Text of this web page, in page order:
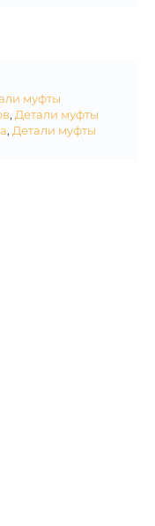
муфты
, Детали муфты
, Детали муфты